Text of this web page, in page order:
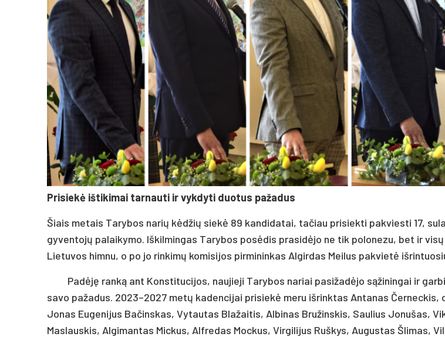
Prisiekė ištikimai tarnauti ir vykdyti duotus pažadus
Šiais metais Tarybos narių kėdžių siekė 89 kandidatai, tačiau prisiekti pakviesti 17,
gyventojų palaikymo. Iškilmingas Tarybos posėdis prasidėjo ne tik polonezu, bet ir
Lietuvos himnu, o po jo rinkimų komisijos pirmininkas Algirdas Meilus pakvietė
Padėję ranką ant Konstitucijos, naujieji Tarybos nariai pasižadėjo sąžiningai ir
savo pažadus. 2023–2027 metų kadencijai prisiekė meru išrinktas Antanas Černeckis,
Jonas Eugenijus Bačinskas, Vytautas Blažaitis, Albinas Bružinskis, Saulius Jonušas,
Maslauskis, Algimantas Mickus, Alfredas Mockus, Virgilijus Ruškys, Augustas Šlimas,